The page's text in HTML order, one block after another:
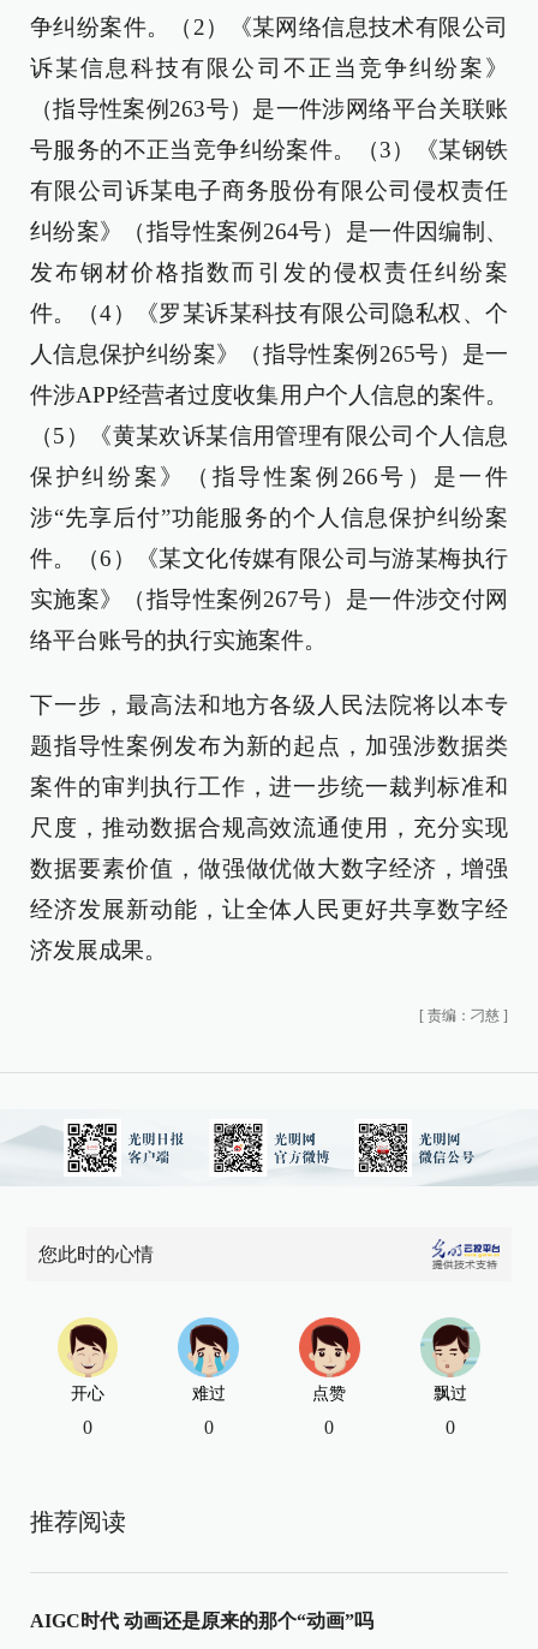
争纠纷案件。（2）《某网络信息技术有限公司
诉某信息科技有限公司不正当竞争纠纷案》
（指导性案例263号）是一件涉网络平台关联账
号服务的不正当竞争纠纷案件。（3）《某钢铁
有限公司诉某电子商务股份有限公司侵权责任
纠纷案》（指导性案例264号）是一件因编制、
发布钢材价格指数而引发的侵权责任纠纷案
件。（4）《罗某诉某科技有限公司隐私权、个
人信息保护纠纷案》（指导性案例265号）是一
件涉APP经营者过度收集用户个人信息的案件。
（5）《黄某欢诉某信用管理有限公司个人信息
保护纠纷案》（指导性案例266号）是一件
涉“先享后付”功能服务的个人信息保护纠纷案
件。（6）《某文化传媒有限公司与游某梅执行
实施案》（指导性案例267号）是一件涉交付网
络平台账号的执行实施案件。
下一步，最高法和地方各级人民法院将以本专
题指导性案例发布为新的起点，加强涉数据类
案件的审判执行工作，进一步统一裁判标准和
尺度，推动数据合规高效流通使用，充分实现
数据要素价值，做强做优做大数字经济，增强
经济发展新动能，让全体人民更好共享数字经
济发展成果。
[ 责编：刁慈 ]
您此时的心情
开心
0
难过
0
点赞
0
飘过
0
推荐阅读
AIGC时代 动画还是原来的那个“动画”吗